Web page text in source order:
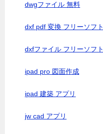
dwgファイル 無料
dxf pdf 変換 フリーソフト
dxfファイル フリーソフト
ipad pro 図面作成
ipad 建築 アプリ
jw cad アプリ